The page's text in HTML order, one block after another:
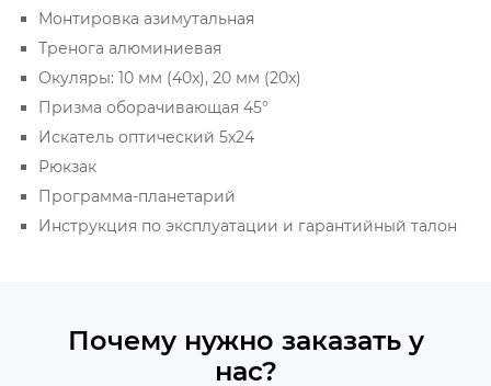
Монтировка азимутальная
Тренога алюминиевая
Окуляры: 10 мм (40x), 20 мм (20x)
Призма оборачивающая 45°
Искатель оптический 5x24
Рюкзак
Программа-планетарий
Инструкция по эксплуатации и гарантийный талон
Почему нужно заказать у
нас?